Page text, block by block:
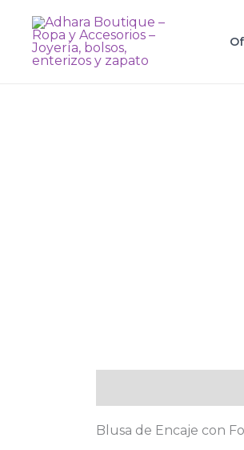
contenido
Blusa de Encaje con